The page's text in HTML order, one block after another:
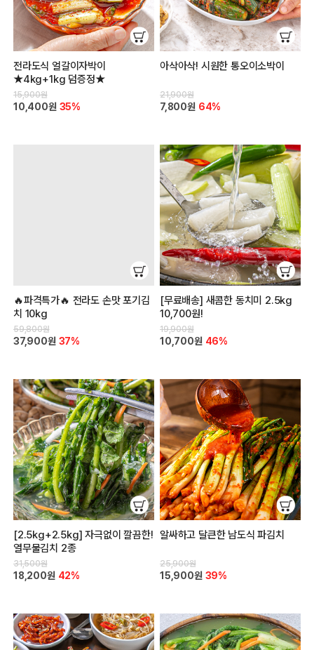
전라도식 얼갈이자박이
★4kg+1kg 덤증정★
15,900원
10,400원 35%
아삭아삭! 시원한 통오이소박이
21,900원
7,800원 64%
🔥파격특가🔥 전라도 손맛 포기김
치 10kg
59,800원
37,900원 37%
[무료배송] 새콤한 동치미 2.5kg
10,700원!
19,900원
10,700원 46%
[2.5kg+2.5kg] 자극없이 깔끔한!
열무물김치 2종
31,500원
18,200원 42%
알싸하고 달큰한 남도식 파김치
25,900원
15,900원 39%